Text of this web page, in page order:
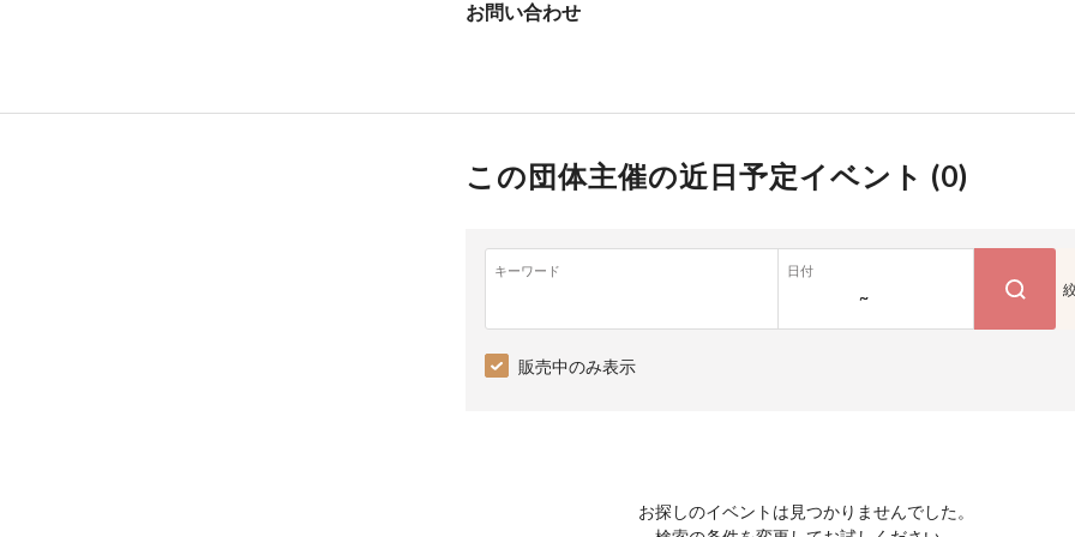
お問い合わせ
この団体主催の近日予定イベント (0)
キーワード 日付
~
販売中のみ表示
お探しのイベントは見つかりませんでした。